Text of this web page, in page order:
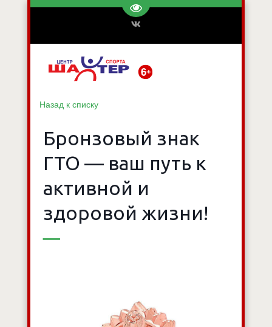
Перейти на версию для
Назад к списку
Бронзовый знак
ГТО — ваш путь к
активной и
здоровой жизни!